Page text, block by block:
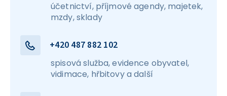
účetnictví, příjmové agendy, majetek,
mzdy, sklady
+420 487 882 102
spisová služba, evidence obyvatel,
vidimace, hřbitovy a další